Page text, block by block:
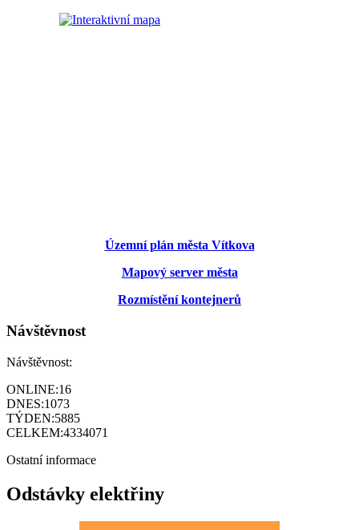
Územní plán města Vítkova
Mapový server města
Rozmístění kontejnerů
Návštěvnost
Návštěvnost:
ONLINE:16
DNES:1073
TÝDEN:5885
CELKEM:4334071
Ostatní informace
Odstávky elektřiny